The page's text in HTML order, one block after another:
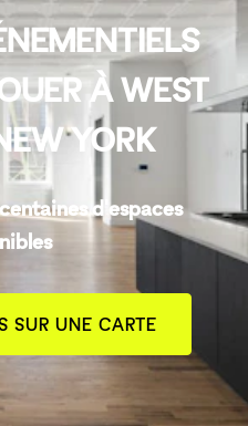
À WEST
YORK
d'espaces
SUR UNE CARTE